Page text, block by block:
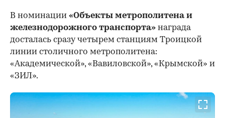
В номинации «Объекты метрополитена и
железнодорожного транспорта» награда
досталась сразу четырем станциям Троицкой
линии столичного метрополитена:
«Академической», «Вавиловской», «Крымской» и
«ЗИЛ».